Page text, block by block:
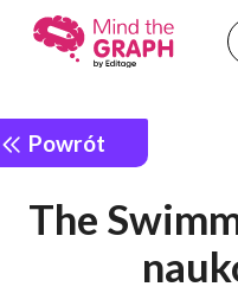
Powrót
The